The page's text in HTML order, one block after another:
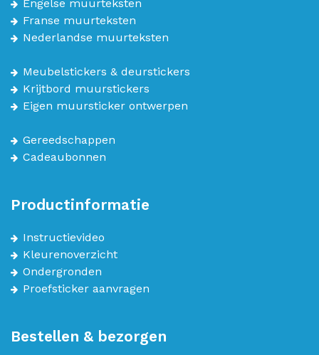
Engelse muurteksten
Franse muurteksten
Nederlandse muurteksten
Meubelstickers & deurstickers
Krijtbord muurstickers
Eigen muursticker ontwerpen
Gereedschappen
Cadeaubonnen
Productinformatie
Instructievideo
Kleurenoverzicht
Ondergronden
Proefsticker aanvragen
Bestellen & bezorgen